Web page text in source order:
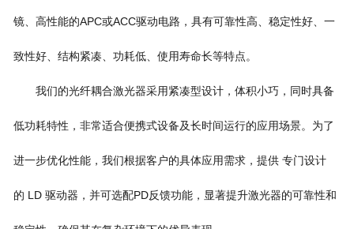
镜、高性能的APC或ACC驱动电路，具有可靠性高、稳定性好、一
致性好、结构紧凑、功耗低、使用寿命长等特点。
我们的光纤耦合激光器采用紧凑型设计，体积小巧，同时具备
低功耗特性，非常适合便携式设备及长时间运行的应用场景。为了
进一步优化性能，我们根据客户的具体应用需求，提供 专门设计
的 LD 驱动器，并可选配PD反馈功能，显著提升激光器的可靠性和